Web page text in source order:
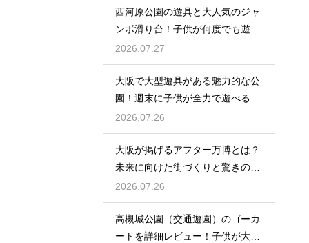
西河原公園の遊具と大人気のジャ
ンボ滑り台！子供が何度でも遊ぶ
穴場
2026.07.27
大阪で大型遊具がある魅力的な公
園！週末に子供が全力で遊べる場
所
2026.07.26
大阪が掲げるアフター万博とは？
未来に向けた街づくりと驚きの波
及効果
2026.07.26
高槻城公園（交通遊園）のゴーカ
ートを詳細レビュー！子供が大喜